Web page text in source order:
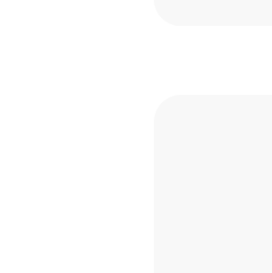
酵素含
麹菌発酵